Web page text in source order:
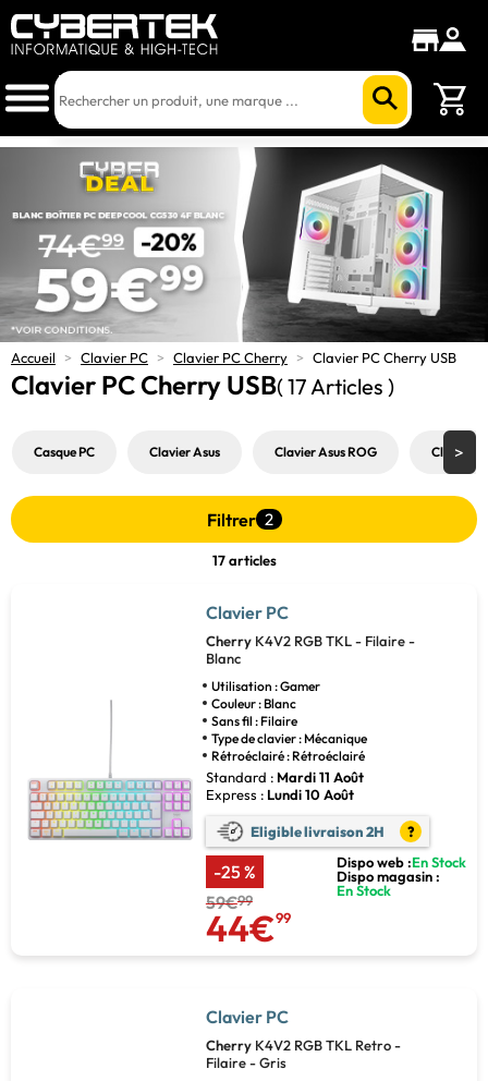
Accueil > Clavier PC > Clavier PC Cherry > Clavier PC Cherry USB
Clavier PC Cherry USB( 17 Articles )
Casque PC Clavier Asus Clavier Asus ROG Clavier
Filtrer 2
17 articles
Clavier PC
Cherry K4V2 RGB TKL - Filaire -
Blanc
Utilisation : Gamer
Couleur : Blanc
Sans fil : Filaire
Type de clavier : Mécanique
Rétroéclairé : Rétroéclairé
Standard : Mardi 11 Août
Express : Lundi 10 Août
Eligible livraison 2H ?
-25 %
59€99
44€99
Dispo web :En Stock
Dispo magasin :
En Stock
Clavier PC
Cherry K4V2 RGB TKL Retro -
Filaire - Gris